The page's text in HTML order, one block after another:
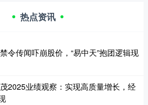
热点资讯
令传闻吓崩股价，“易中天”抱团逻辑现
2025业绩观察：实现高质量增长，经